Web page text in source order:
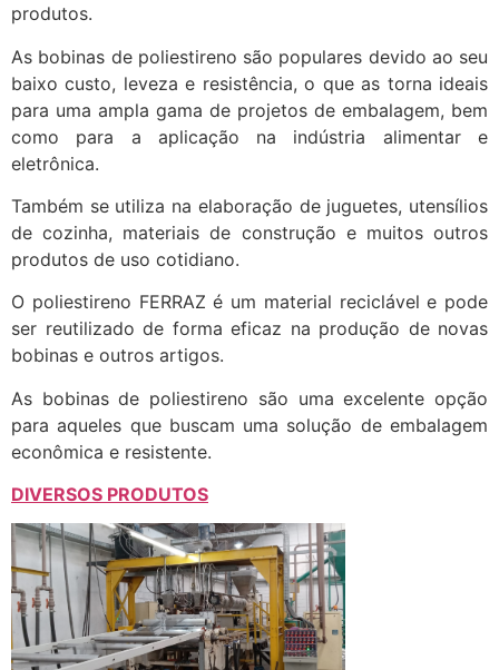
produtos.
As bobinas de poliestireno são populares devido ao seu
baixo custo, leveza e resistência, o que as torna ideais
para uma ampla gama de projetos de embalagem, bem
como para a aplicação na indústria alimentar e
eletrônica.
Também se utiliza na elaboração de juguetes, utensílios
de cozinha, materiais de construção e muitos outros
produtos de uso cotidiano.
O poliestireno FERRAZ é um material reciclável e pode
ser reutilizado de forma eficaz na produção de novas
bobinas e outros artigos.
As bobinas de poliestireno são uma excelente opção
para aqueles que buscam uma solução de embalagem
econômica e resistente.
DIVERSOS PRODUTOS